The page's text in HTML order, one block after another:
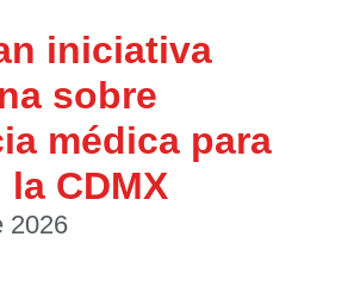
iniciativa
sobre
médica para
CDMX
2026